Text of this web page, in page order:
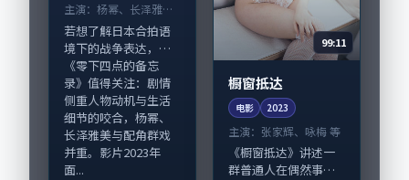
主演： 杨幂、长泽雅美
等
若想了解日本合拍语
境下的战争表达，
《零下四点的备忘
录》值得关注：剧情
侧重人物动机与生活
细节的咬合，杨幂、
长泽雅美与配角群戏
并重。影片2023年
面...
99:11
橱窗抵达
电影 2023
主演： 张家辉、咏梅 等
《橱窗抵达》讲述一
群普通人在偶然事件